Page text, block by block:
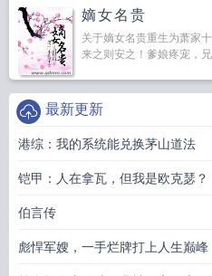
嫡女名贵
关于嫡女名贵重生为萧家
来之则安之！爹娘疼宠，
最新更新
港综：我的系统能兑换茅山道法
铠甲：人在拿瓦，但我是欧克瑟？
伯言传
彪悍军嫂，一手烂牌打上人生巅峰